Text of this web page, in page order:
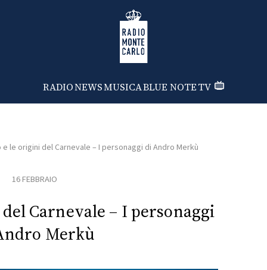
Radio Monte Carlo
RADIONEWSMUSICABLUE NOTETV
le origini del Carnevale – I personaggi di Andro Merkù
16 FEBBRAIO
Carnevale – I personaggi
Merkù